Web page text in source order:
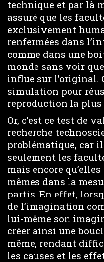
technique et par là
assuré que les
exclusivement
renfermées dans
comme dans une
monde sans voir
influe sur l’original.
simulation pour
reproduction la plus
Or, c’est ce test de
recherche
problématique, car
seulement les
mais encore
mêmes dans la
partis. En effet,
de l’imagination
lui-même son
créer ainsi une
même, rendant
les causes et les